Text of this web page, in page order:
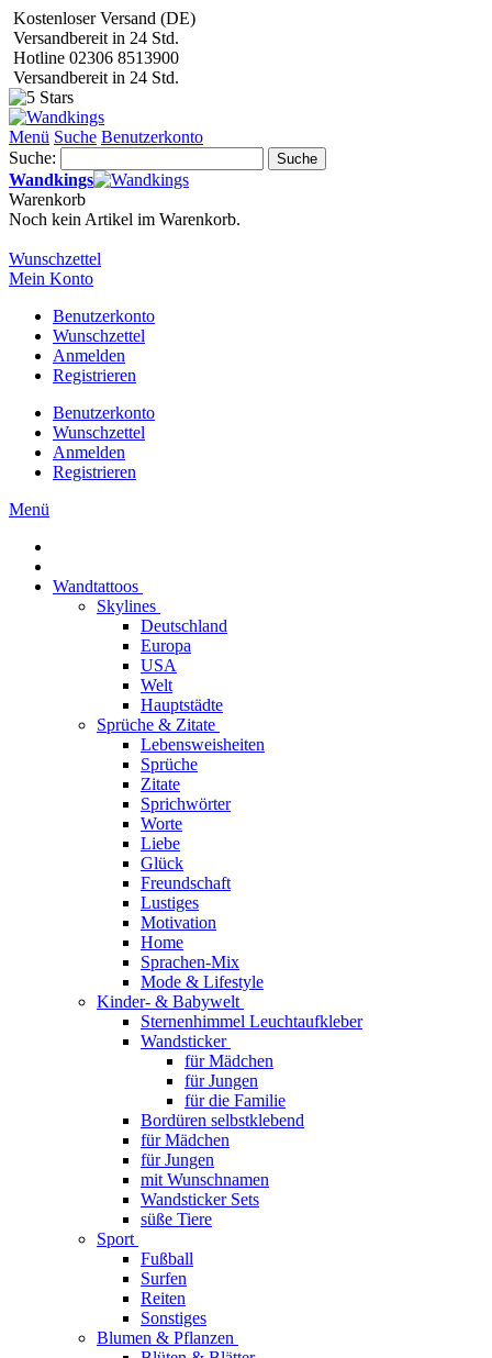
Kostenloser Versand (DE)
Versandbereit in 24 Std.
Hotline 02306 8513900
Versandbereit in 24 Std.
Menü Suche Benutzerkonto
Suche:
Suche
Wandkings
Warenkorb
Noch kein Artikel im Warenkorb.
Wunschzettel
Mein Konto
Benutzerkonto
Wunschzettel
Anmelden
Registrieren
Benutzerkonto
Wunschzettel
Anmelden
Registrieren
Menü
Wandtattoos
Skylines
Deutschland
Europa
USA
Welt
Hauptstädte
Sprüche & Zitate
Lebensweisheiten
Sprüche
Zitate
Sprichwörter
Worte
Liebe
Glück
Freundschaft
Lustiges
Motivation
Home
Sprachen-Mix
Mode & Lifestyle
Kinder- & Babywelt
Sternenhimmel Leuchtaufkleber
Wandsticker
für Mädchen
für Jungen
für die Familie
Bordüren selbstklebend
für Mädchen
für Jungen
mit Wunschnamen
Wandsticker Sets
süße Tiere
Sport
Fußball
Surfen
Reiten
Sonstiges
Blumen & Pflanzen